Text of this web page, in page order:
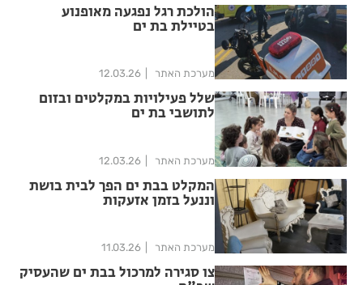
הולכת רגל נפגעה מאופנוע
בטיילת בת ים
מערכת האתר 12.03.26
שלל פעילויות במקלטים ובזום
לתושבי בת ים
מערכת האתר 12.03.26
המקלט בבת ים הפך לבית בושת
וננעל בזמן אזעקות
מערכת האתר 11.03.26
צו סגירה למרכול בבת ים שהעסיק